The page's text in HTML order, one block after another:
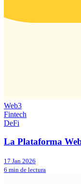
Web3
Fintech
DeFi
La Plataforma
17 Jan 2026
6 min de lectura